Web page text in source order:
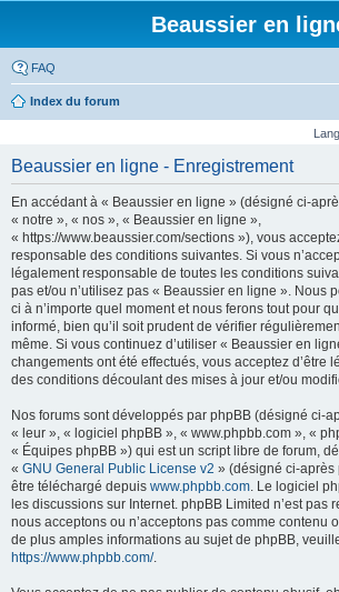
Beaussier en
FAQ
Index du forum
Beaussier en ligne - Enregistrement
En accédant à « Beaussier en ligne » (désigné ci-
« notre », « nos », « Beaussier en ligne »,
« https://www.beaussier.com/sections »), vous
responsable des conditions suivantes. Si vous
légalement responsable de toutes les conditions
pas et/ou n’utilisez pas « Beaussier en ligne ». Nous
ci à n’importe quel moment et nous ferons tout pour
informé, bien qu’il soit prudent de vérifier
même. Si vous continuez d’utiliser « Beaussier en
changements ont été effectués, vous acceptez d’être
des conditions découlant des mises à jour et/ou
Nos forums sont développés par phpBB (désigné ci-
« leur », « logiciel phpBB », « www.phpbb.com », «
« Équipes phpBB ») qui est un script libre de forum,
« GNU General Public License v2 » (désigné ci-après
être téléchargé depuis www.phpbb.com. Le logiciel
les discussions sur Internet. phpBB Limited n’est pas
nous acceptons ou n’acceptons pas comme contenu
de plus amples informations au sujet de phpBB,
https://www.phpbb.com/.